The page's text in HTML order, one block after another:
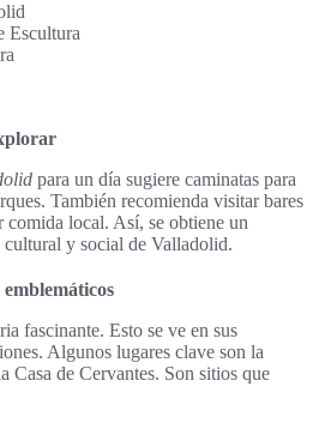
Escultura
para un día sugiere caminatas para
También recomienda visitar bares
comida local. Así, se obtiene un
y social de Valladolid.
fascinante. Esto se ve en sus
Algunos lugares clave son la
Casa de Cervantes. Son sitios que